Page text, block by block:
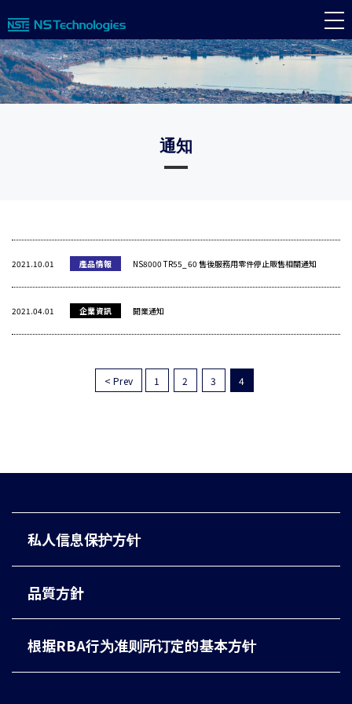
通知
2021.10.01 產品情報 NS8000 TR55_60 售後服務用零件停止販售相關通知
2021.04.01 企業資訊 開業通知
< Prev 1 2 3 4
私人信息保护方针
品質方針
根据RBA行为准则所订定的基本方针